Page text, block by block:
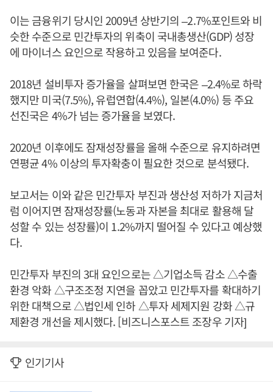
이는 금융위기 당시인 2009년 상반기의 –2.7%포인트와 비
슷한 수준으로 민간투자의 위축이 국내총생산(GDP) 성장
에 마이너스 요인으로 작용하고 있음을 보여준다.
2018년 설비투자 증가율을 살펴보면 한국은 –2.4%로 하락
했지만 미국(7.5%), 유럽연합(4.4%), 일본(4.0%) 등 주요
선진국은 4%가 넘는 증가율을 보였다.
2020년 이후에도 잠재성장률을 올해 수준으로 유지하려면
연평균 4% 이상의 투자확충이 필요한 것으로 분석됐다.
보고서는 이와 같은 민간투자 부진과 생산성 저하가 지금처
럼 이어지면 잠재성장률(노동과 자본을 최대로 활용해 달
성할 수 있는 성장률)이 1.2%까지 떨어질 수 있다고 예상했
다.
민간투자 부진의 3대 요인으로는 △기업소득 감소 △수출
환경 악화 △구조조정 지연을 꼽았고 민간투자를 확대하기
위한 대책으로 △법인세 인하 △투자 세제지원 강화 △규
제환경 개선을 제시했다. [비즈니스포스트 조장우 기자]
인기기사